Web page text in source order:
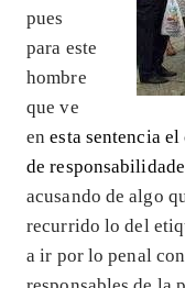
pues
para este
hombre
que ve
enesta sentencia
de
acusando de algo
recurrido lo del
a ir por lo penal